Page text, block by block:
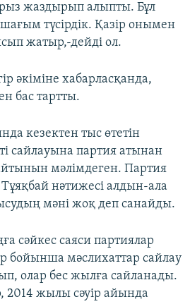
жаздырып алыпты. Бұл
түсірдік. Қазір онымен
жатыр,-дейді ол.
әкіміне хабарласқанда,
бас тартты.
кезектен тыс өтетін
сайлауына партия атынан
мәлімдеген. Партия
нәтижесі алдын-ала
мәні жоқ деп санайды.
сәйкес саяси партиялар
бойынша мәслихаттар сайлау
олар бес жылға сайланады.
2014 жылы сәуір айында